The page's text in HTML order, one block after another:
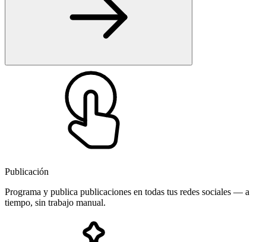
Publicación
Programa y publica publicaciones en todas tus redes sociales — a
tiempo, sin trabajo manual.